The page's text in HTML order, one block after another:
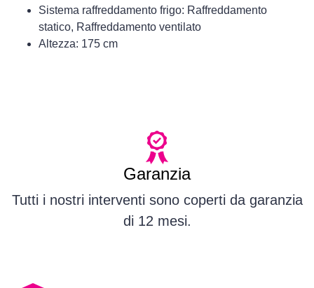
Sistema raffreddamento frigo: Raffreddamento
statico, Raffreddamento ventilato
Altezza: 175 cm
Garanzia
Tutti i nostri interventi sono coperti da garanzia
di 12 mesi.